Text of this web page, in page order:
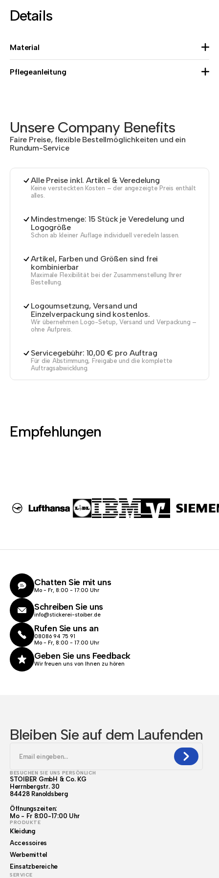
Details
Material
Pflegeanleitung
Unsere Company Benefits
Faire Preise, flexible Bestellmöglichkeiten und ein
Rundum-Service
Alle Preise inkl. Artikel & Veredelung
Keine versteckten Kosten – der angezeigte Preis enthält
alles.
Mindestmenge: 15 Stück je Veredelung und
Logogröße
Schon ab kleiner Auflage individuell veredeln lassen.
Artikel, Farben und Größen sind frei
kombinierbar
Maximale Flexibilität bei der Zusammenstellung Ihrer
Bestellung.
Logoumsetzung, Versand und
Einzelverpackung sind kostenlos.
Wir übernehmen Logo-Setup, Versand und Verpackung –
ohne Aufpreis.
Servicegebühr: 10,00 € pro Auftrag
Für die Abstimmung, Freigabe und die komplette
Auftragsabwicklung.
Empfehlungen
Chatten Sie mit uns
Mo - Fr, 8:00 - 17:00 Uhr
Schreiben Sie uns
info@stickerei-stoiber.de
Rufen Sie uns an
08086 94 75 91
Mo - Fr, 8:00 - 17.00 Uhr
Geben Sie uns Feedback
Wir freuen uns von Ihnen zu hören
Bleiben Sie auf dem Laufenden
BESUCHEN SIE UNS PERSÖNLICH
STOIBER GmbH & Co. KG
Herrnbergstr. 30
84428 Ranoldsberg
Öffnungszeiten:
Mo - Fr 8:00-17:00 Uhr
PRODUKTE
Kleidung
Accessoires
Werbemittel
Einsatzbereiche
SERVICE